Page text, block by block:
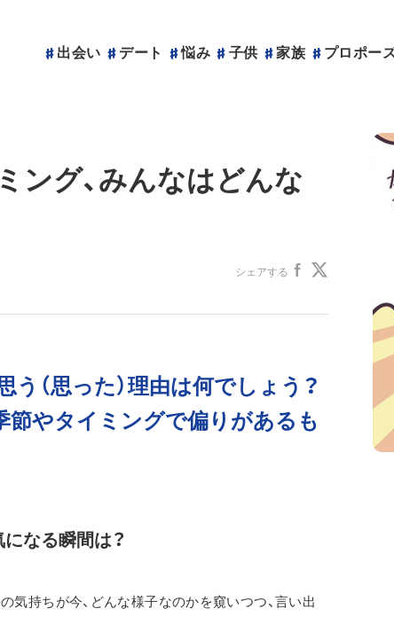
出会い デート 悩み 子供 家族 プロポー
ング、みんなはどんな
シェアする
う（思った）理由は何でしょう？
節やタイミングで偏りがあるも
なる瞬間は？
持ちが今、どんな様子なのかを窺いつつ、言い出